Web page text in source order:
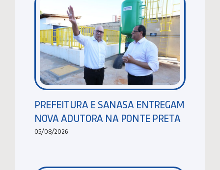
PREFEITURA E SANASA ENTREGAM
NOVA ADUTORA NA PONTE PRETA
05/08/2026